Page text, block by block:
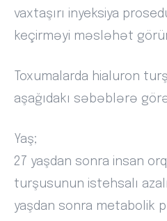
vaxtaşırı inyeksiya
keçirməyi məsləhət
Toxumalarda hialuron
aşağıdakı səbəblərə
Yaş;
27 yaşdan sonra insan
turşusunun istehsalı
yaşdan sonra metabolik